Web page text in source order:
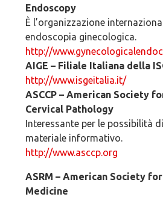
Endoscopy
È l’organizzazione
endoscopia ginecologica.
http://
AIGE – Filiale Italiana della
http://www.isgeitalia.it/
ASCCP – American Society
Cervical Pathology
Interessante per le possibilità
materiale informativo.
http://www.asccp.org
ASRM – American Society
Medicine